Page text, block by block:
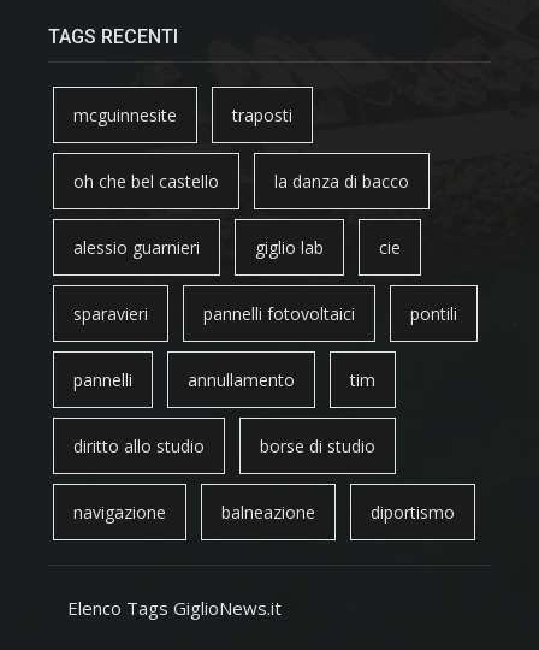
TAGS RECENTI
mcguinnesite traposti
oh che bel castello la danza di bacco
alessio guarnieri giglio lab cie
sparavieri pannelli fotovoltaici pontili
pannelli annullamento tim
diritto allo studio borse di studio
navigazione balneazione diportismo
Elenco Tags GiglioNews.it